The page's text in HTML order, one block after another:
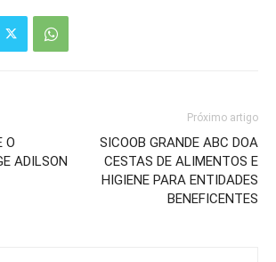
O
ADILSON
Próximo artigo
SICOOB GRANDE ABC DOA
CESTAS DE ALIMENTOS E
HIGIENE PARA ENTIDADES
BENEFICENTES